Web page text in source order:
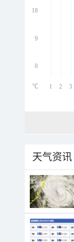
18
9
0
1 2 3
℃
天气资讯